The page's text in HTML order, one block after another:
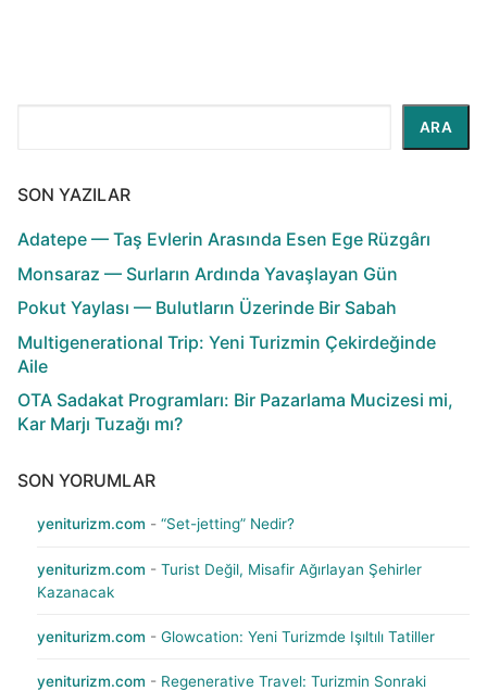
ARA
SON YAZILAR
Adatepe — Taş Evlerin Arasında Esen Ege Rüzgârı
Monsaraz — Surların Ardında Yavaşlayan Gün
Pokut Yaylası — Bulutların Üzerinde Bir Sabah
Multigenerational Trip: Yeni Turizmin Çekirdeğinde
Aile
OTA Sadakat Programları: Bir Pazarlama Mucizesi mi,
Kar Marjı Tuzağı mı?
SON YORUMLAR
yeniturizm.com - “Set-jetting” Nedir?
yeniturizm.com - Turist Değil, Misafir Ağırlayan Şehirler
Kazanacak
yeniturizm.com - Glowcation: Yeni Turizmde Işıltılı Tatiller
yeniturizm.com - Regenerative Travel: Turizmin Sonraki